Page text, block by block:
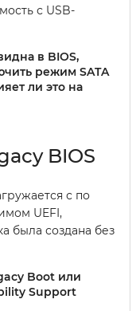
с USB-
в BIOS,
режим SATA
ли это на
BIOS
с по
UEFI,
была создана без
Boot или
Support